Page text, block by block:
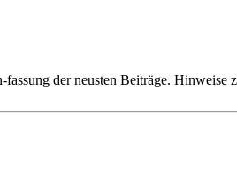
der neusten Beiträge.